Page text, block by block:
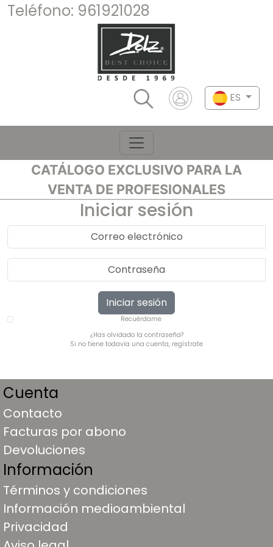
Teléfono: 961921028
ES
CATÁLOGO EXCLUSIVO PARA LA
VENTA DE PROFESIONALES
Iniciar sesión
Iniciar sesión
Recuérdame
¿Has olvidado la contraseña?
Si no tiene todavía una cuenta, regístrate
Cuenta
Contacto
Facturas por abono
Devoluciones
Información
Términos y condiciones
Información medioambiental
Privacidad